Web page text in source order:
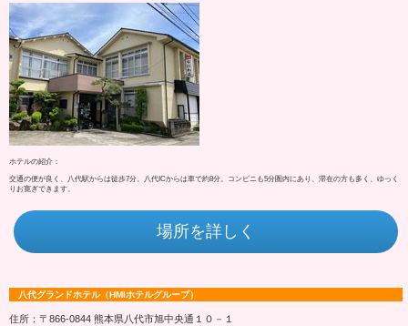
ホテルの紹介：
交通の便が良く、八代駅からは徒歩7分。八代ICからは車で約8分。コンビニも5分圏内にあり、滞在の方も多く、ゆっく
りお寛ぎできます。
場所を詳しく
八代グランドホテル（HMIホテルグループ）
住所：〒866-0844 熊本県八代市旭中央通１０－１